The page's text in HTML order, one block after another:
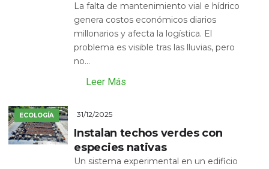
La falta de mantenimiento vial e hídrico
genera costos económicos diarios
millonarios y afecta la logística. El
problema es visible tras las lluvias, pero
no...
Leer Más
ECOLOGÍA 31/12/2025
Instalan techos verdes con
especies nativas
Un sistema experimental en un edificio